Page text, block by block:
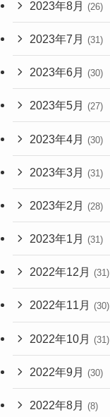
2023年8月 (26)
2023年7月 (31)
2023年6月 (30)
2023年5月 (27)
2023年4月 (30)
2023年3月 (31)
2023年2月 (28)
2023年1月 (31)
2022年12月 (31)
2022年11月 (30)
2022年10月 (31)
2022年9月 (30)
2022年8月 (8)